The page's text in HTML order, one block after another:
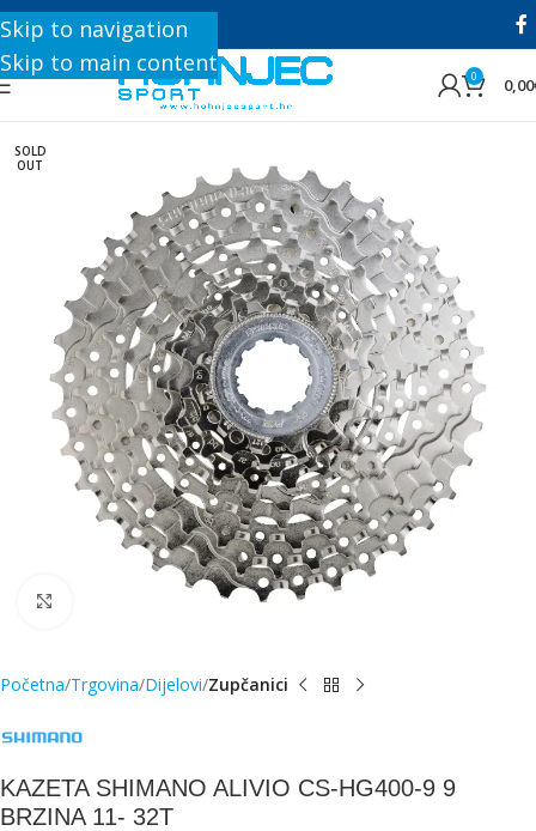
Skip to navigation
Skip to main content
+385 1 8896 200
0 0,00
SOLD
OUT
Početna Trgovina Dijelovi Zupčanici
KAZETA SHIMANO ALIVIO CS-HG400-9 9
BRZINA 11- 32T